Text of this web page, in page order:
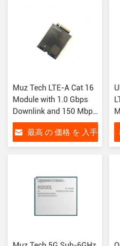
Muz Tech LTE-A Cat 16
Module with 1.0 Gbps
Downlink and 150 Mbps
Uplink for Global
Wireless Connectivity
最高 の 価格 を 入手